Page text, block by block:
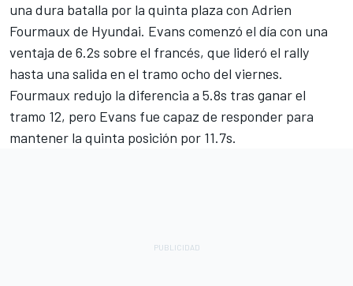
una dura batalla por la quinta plaza con Adrien
Fourmaux de Hyundai. Evans comenzó el día con una
ventaja de 6.2s sobre el francés, que lideró el rally
hasta una salida en el tramo ocho del viernes.
Fourmaux redujo la diferencia a 5.8s tras ganar el
tramo 12, pero Evans fue capaz de responder para
mantener la quinta posición por 11.7s.